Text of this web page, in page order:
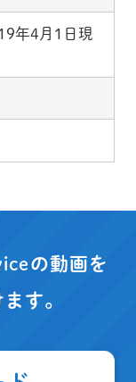
年4月1日現
の動画を
す。